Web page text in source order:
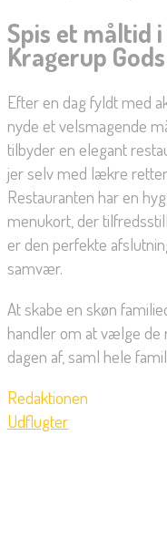
Spis et måltid
Kragerup Gods
Efter en dag fyldt med
nyde et velsmagende
tilbyder en elegant
jer selv med lækre
Restauranten har en
menukort, der
er den perfekte
samvær.
At skabe en skøn
handler om at vælge de
dagen af, saml hele
Redaktionen
Udflugter